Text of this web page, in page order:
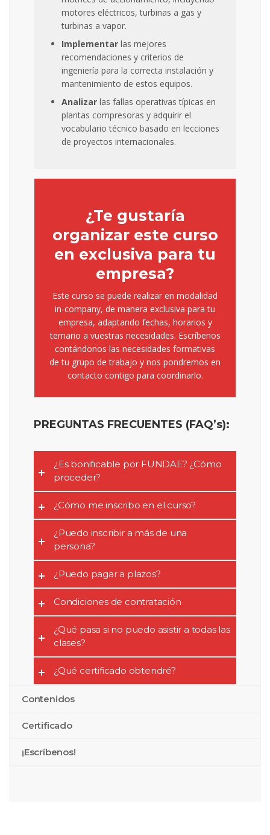
motores eléctricos, turbinas a gas y
turbinas a vapor.
Implementar las mejores
recomendaciones y criterios de
ingeniería para la correcta instalación y
mantenimiento de estos equipos.
Analizar las fallas operativas típicas en
plantas compresoras y adquirir el
vocabulario técnico basado en lecciones
de proyectos internacionales.
¿Te gustaría
organizar este curso
en exclusiva para tu
empresa?
Este curso se puede realizar en modalidad
in-company, de manera exclusiva para tu
empresa, adaptando fechas, horarios y
temario a vuestras necesidades. Escríbenos
contándonos las necesidades formativas
de tu grupo de trabajo y nos pondremos en
contacto contigo para coordinarlo.
PREGUNTAS FRECUENTES (FAQ’s):
¿Es bonificable por FUNDAE? ¿Cómo
proceder?
¿Cómo me inscribo en el curso?
¿Puedo inscribir a más de una
persona?
¿Puedo pagar a plazos?
Condiciones de contratación
¿Qué pasa si no puedo asistir a todas las
clases?
¿Qué certificado obtendré?
Contenidos
Certificado
¡Escríbenos!